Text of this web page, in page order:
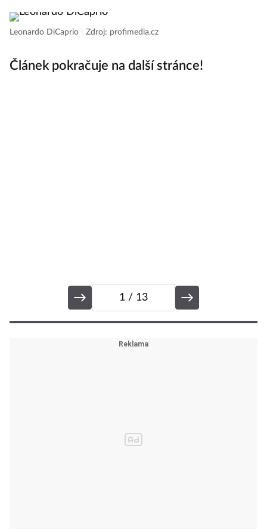
Leonardo DiCaprio Zdroj: profimedia.cz
Článek pokračuje na další stránce!
1 / 13